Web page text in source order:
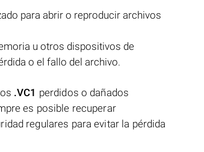
para abrir o reproducir archivos
u otros dispositivos de
o el fallo del archivo.
.VC1 perdidos o dañados
es posible recuperar
regulares para evitar la pérdida